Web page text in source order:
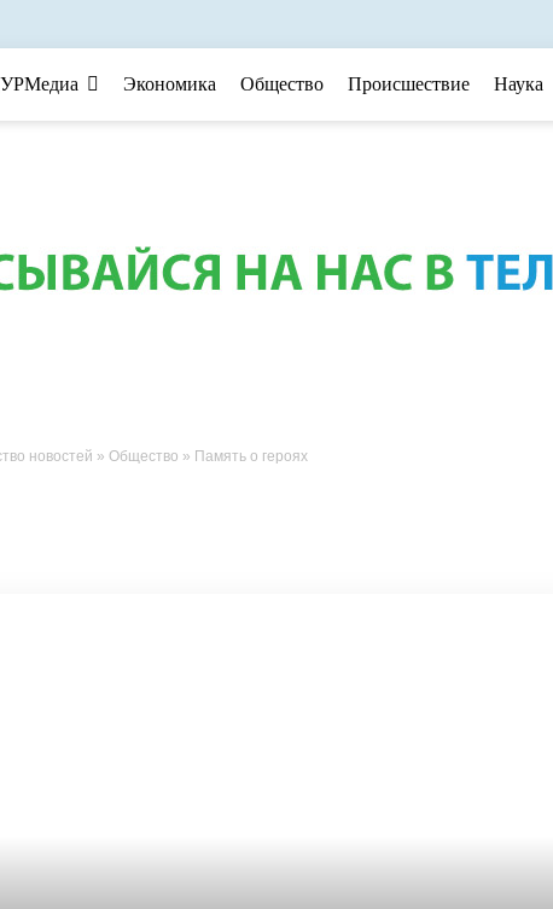
Экономика Общество Происшествие Наука
новостей » Общество » Память о героях